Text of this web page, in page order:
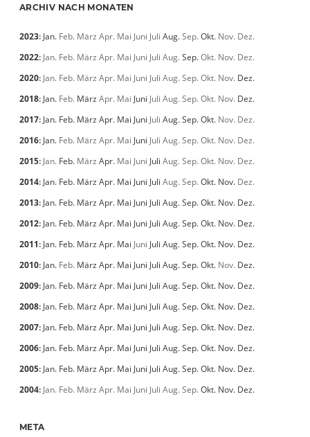
ARCHIV NACH MONATEN
2023: Jan. Feb. März Apr. Mai Juni Juli Aug.Sep.Okt. Nov. Dez.
2022: Jan. Feb. März Apr. Mai Juni Juli Aug.Sep.Okt. Nov. Dez.
2020: Jan. Feb. März Apr. Mai Juni Juli Aug.Sep.Okt. Nov. Dez.
2018: Jan. Feb. März Apr. Mai Juni Juli Aug.Sep.Okt. Nov. Dez.
2017: Jan. Feb. März Apr. Mai Juni Juli Aug.Sep.Okt. Nov. Dez.
2016: Jan. Feb. März Apr. Mai Juni Juli Aug.Sep.Okt. Nov. Dez.
2015: Jan. Feb. März Apr. Mai Juni Juli Aug.Sep.Okt. Nov. Dez.
2014: Jan. Feb. März Apr. Mai Juni Juli Aug.Sep.Okt. Nov. Dez.
2013: Jan. Feb. März Apr. Mai Juni Juli Aug.Sep.Okt. Nov. Dez.
2012: Jan. Feb. März Apr. Mai Juni Juli Aug.Sep.Okt. Nov. Dez.
2011: Jan. Feb. März Apr. Mai Juni Juli Aug.Sep.Okt. Nov. Dez.
2010: Jan. Feb. März Apr. Mai Juni Juli Aug.Sep.Okt. Nov. Dez.
2009: Jan. Feb. März Apr. Mai Juni Juli Aug.Sep.Okt. Nov. Dez.
2008: Jan. Feb. März Apr. Mai Juni Juli Aug.Sep.Okt. Nov. Dez.
2007: Jan. Feb. März Apr. Mai Juni Juli Aug.Sep.Okt. Nov. Dez.
2006: Jan. Feb. März Apr. Mai Juni Juli Aug.Sep.Okt. Nov. Dez.
2005: Jan. Feb. März Apr. Mai Juni Juli Aug.Sep.Okt. Nov. Dez.
2004: Jan. Feb. März Apr. Mai Juni Juli Aug.Sep.Okt. Nov. Dez.
META